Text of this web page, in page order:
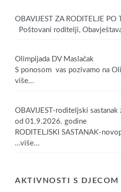
OBAVIJEST ZA RODITELJE PO
Poštovani roditelji,
Olimpijada DV Maslačak
S ponosom vas pozivamo na
više...
OBAVIJEST-roditeljski
od 01.9.2026. godine
RODITELJSKI SASTANAK-
…više...
AKTIVNOSTI S DJECOM